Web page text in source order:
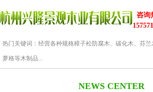
咨询
热门关键词：经营各种规格樟子松防腐木、碳化木、芬
萝格等木制品...
NEWS CENTER